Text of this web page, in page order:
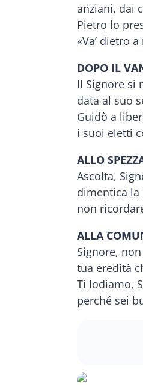
anziani, dai
Pietro lo
«Va’ dietro
DOPO IL
Il Signore si
data al suo
Guidò a
i suoi eletti
ALLO
Ascolta,
dimentica
non
ALLA
Signore,
tua eredità
Ti lodiamo,
perché sei